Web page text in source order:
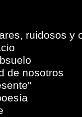
ruidosos y
de nosotros